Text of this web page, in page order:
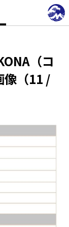
（コ
像（11 /